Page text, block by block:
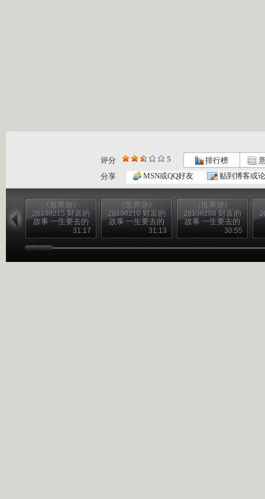
评分 5 排行榜
分享
MSN或QQ好友 贴到博客或
《世界游》
20130215 财富的
故事 一生要去的
31:17
《世界游》
20130210 财富的
故事 一生要去的
31:13
《世界游》
20130208 财富的
故事 一生要去的
30:55